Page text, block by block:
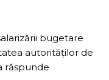
bugetare
autorităților de
răspunde